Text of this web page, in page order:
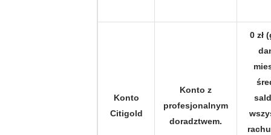
Konto
Citigold
Konto z
profesjonalnym
doradztwem.
0 zł